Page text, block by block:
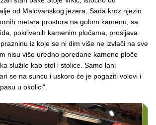
od Malovanskog jezera. Sada kroz njezin
metara prostora na golom kamenu, sa
pokrivenih kamenim pločama, prosijava
iz koje se ni dim više ne izvlači na sve
nisu više uredno poredane kamene ploče
služile kao stol i stolice. Samo lani
se na suncu i uskoro će je pogaziti volovi i
u okolici“.